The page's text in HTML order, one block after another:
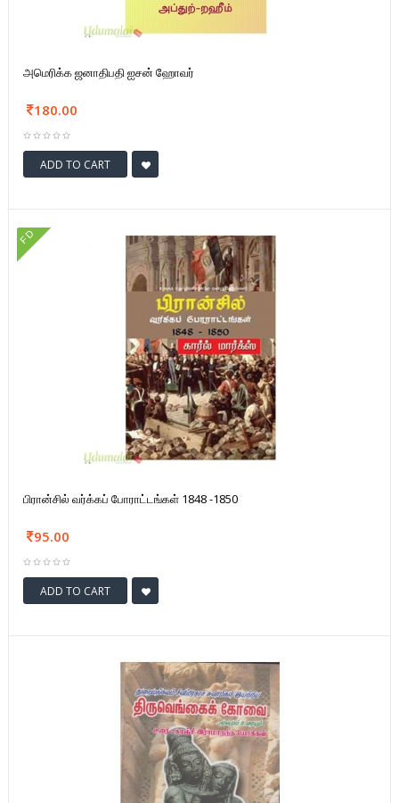
அமெரிக்க ஜனாதிபதி ஐசன் ஹோவர்
180.00
ADD TO CART
FD
பிரான்சில் வர்க்கப் போராட்டங்கள் 1848 -1850
95.00
ADD TO CART